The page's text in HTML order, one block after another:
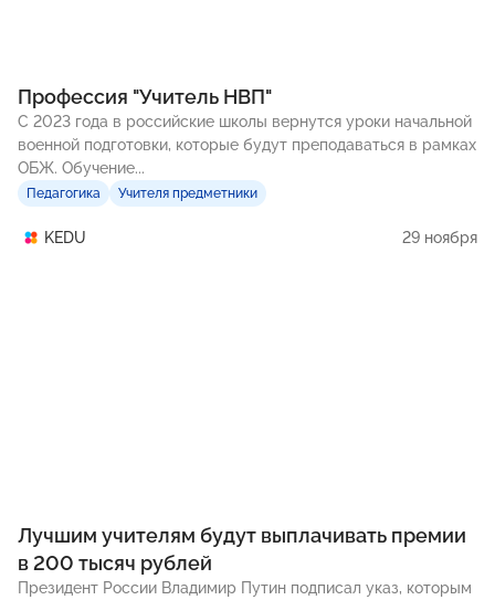
Профессия "Учитель НВП"
С 2023 года в российские школы вернутся уроки начальной
военной подготовки, которые будут преподаваться в рамках
ОБЖ. Обучение...
Педагогика Учителя предметники
KEDU 29 ноября
Лучшим учителям будут выплачивать премии
в 200 тысяч рублей
Президент России Владимир Путин подписал указ, которым